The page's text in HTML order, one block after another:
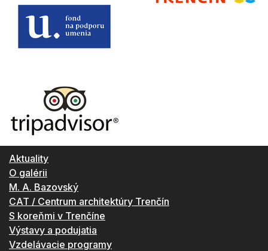
Aktuality
O galérii
M. A. Bazovský
CAT / Centrum architektúry Trenčín
S koreňmi v Trenčíne
Výstavy a podujatia
Vzdelávacie programy